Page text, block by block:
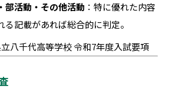
部活動・その他活動 ：特に優れた内容
る記載があれば総合的に判定。
八千代高等学校 令和7年度入試要項